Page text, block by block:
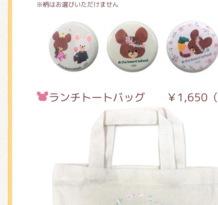
※柄はお選びいただけません
ランチトートバッグ ￥1,650